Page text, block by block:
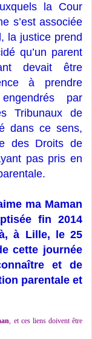
la Cour
s’est associée
la justice prend
qu’un parent
devait être
à prendre
par
Tribunaux de
dans ce sens,
des Droits de
pas pris en
ma Maman
fin 2014
à Lille, le 25
cette journée
et de
parentale et
, et ces liens doivent être